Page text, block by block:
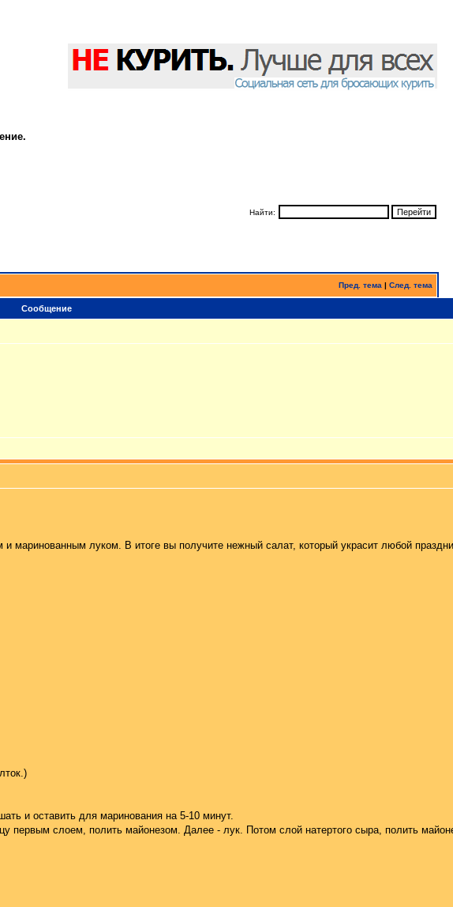
Найти:
Пред. тема | След. тема
Сообщение
луком. В итоге вы получите нежный салат, который украсит любой
и оставить для маринования на 5-10 минут.
первым слоем, полить майонезом. Далее - лук. Потом слой натертого сыра, полить